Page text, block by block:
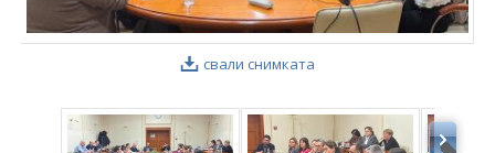
свали снимката